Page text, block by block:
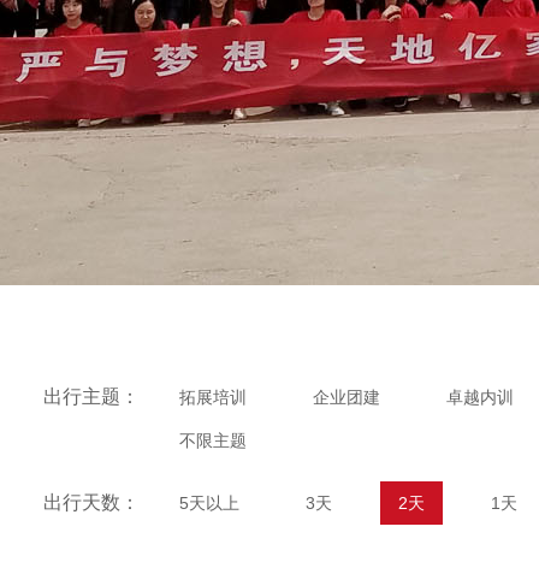
出行主题： 拓展培训 企业团建 卓越内训
不限主题
出行天数： 5天以上 3天 2天 1天